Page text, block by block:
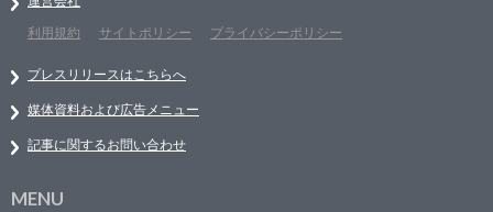
利用規約
サイトポリシー プライバシーポリシー
プレスリリースはこちらへ
媒体資料および広告メニュー
記事に関するお問い合わせ
MENU